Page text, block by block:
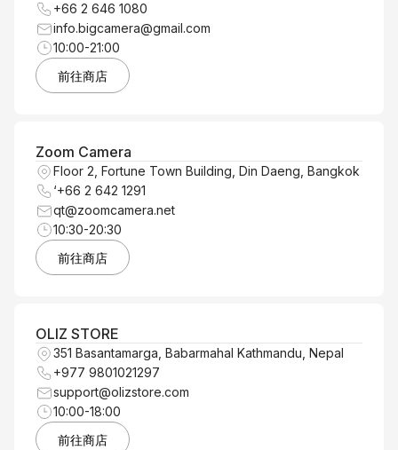
+66 2 646 1080
info.bigcamera@gmail.com
10:00-21:00
前往商店
Zoom Camera
Floor 2, Fortune Town Building, Din Daeng, Bangkok
‘+66 2 642 1291
qt@zoomcamera.net
10:30-20:30
前往商店
OLIZ STORE
351 Basantamarga, Babarmahal Kathmandu, Nepal
+977 9801021297
support@olizstore.com
10:00-18:00
前往商店